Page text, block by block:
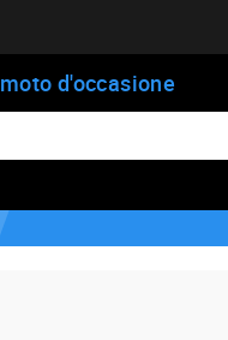
moto d'occasione